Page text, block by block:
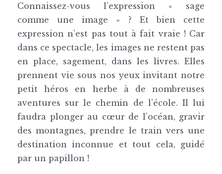
Connaissez-vous l’expression « sage
comme une image » ? Et bien cette
expression n’est pas tout à fait vraie ! Car
dans ce spectacle, les images ne restent pas
en place, sagement, dans les livres. Elles
prennent vie sous nos yeux invitant notre
petit héros en herbe à de nombreuses
aventures sur le chemin de l’école. Il lui
faudra plonger au cœur de l’océan, gravir
des montagnes, prendre le train vers une
destination inconnue et tout cela, guidé
par un papillon !